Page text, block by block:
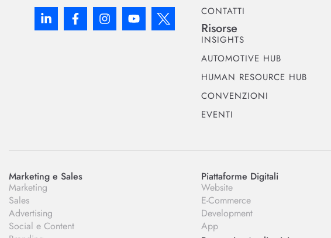
CONTATTI
Risorse
INSIGHTS
AUTOMOTIVE HUB
HUMAN RESOURCE HUB
CONVENZIONI
EVENTI
Marketing e Sales
Marketing
Sales
Advertising
Social e Content
Piattaforme Digitali
Website
E-Commerce
Development
App